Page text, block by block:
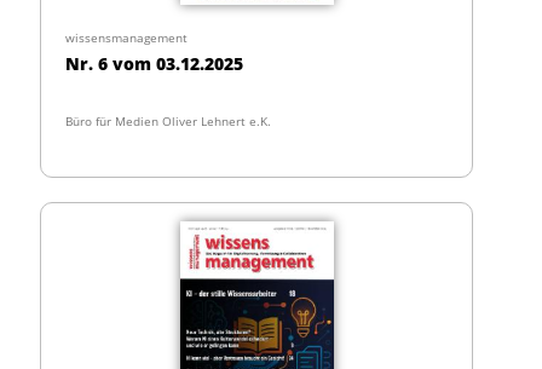
wissensmanagement
Nr. 6 vom 03.12.2025
Büro für Medien Oliver Lehnert e.K.